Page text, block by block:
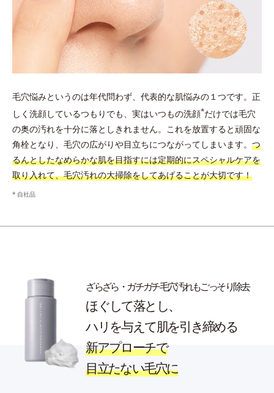
毛穴悩みというのは年代問わず、代表的な肌悩みの１つです。正
しく洗顔しているつもりでも、実はいつもの洗顔*だけでは毛穴
の奥の汚れを十分に落としきれません。これを放置すると頑固な
角栓となり、毛穴の広がりや目立ちにつながってしまいます。 つ
るんとしたなめらかな肌を目指すには定期的にスペシャルケアを
取り入れて、毛穴汚れの大掃除をしてあげることが大切です！
自社品
ざらざら・ガチガチ毛穴汚れもごっそり除去
ほぐして落とし、
ハリを与えて肌を引き締める
新アプローチで
目立たない毛穴に